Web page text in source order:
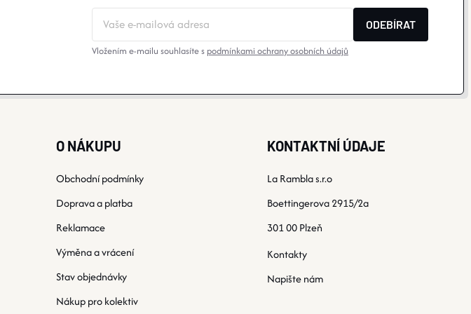
ODEBÍRAT
Vložením e-mailu souhlasíte s podmínkami ochrany osobních údajů
O NÁKUPU
Obchodní podmínky
Doprava a platba
Reklamace
Výměna a vrácení
Stav objednávky
Nákup pro kolektiv
KONTAKTNÍ ÚDAJE
La Rambla s.r.o
Boettingerova 2915/2a
301 00 Plzeň
Kontakty
Napište nám